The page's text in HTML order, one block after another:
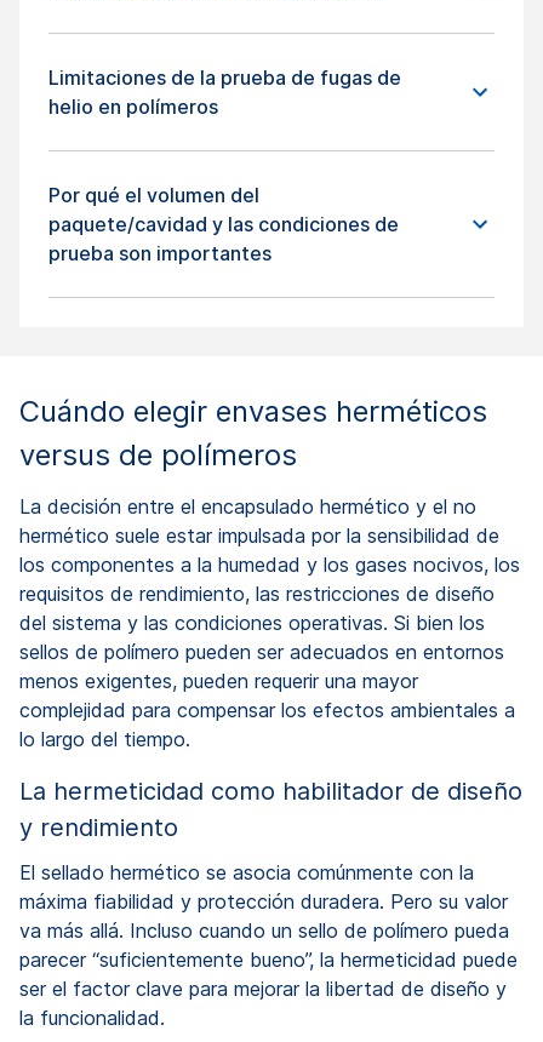
Limitaciones de la prueba de fugas de
helio en polímeros
Por qué el volumen del
paquete/cavidad y las condiciones de
prueba son importantes
Cuándo elegir envases herméticos
versus de polímeros
La decisión entre el encapsulado hermético y el no
hermético suele estar impulsada por la sensibilidad de
los componentes a la humedad y los gases nocivos, los
requisitos de rendimiento, las restricciones de diseño
del sistema y las condiciones operativas. Si bien los
sellos de polímero pueden ser adecuados en entornos
menos exigentes, pueden requerir una mayor
complejidad para compensar los efectos ambientales a
lo largo del tiempo.
La hermeticidad como habilitador de diseño
y rendimiento
El sellado hermético se asocia comúnmente con la
máxima fiabilidad y protección duradera. Pero su valor
va más allá. Incluso cuando un sello de polímero pueda
parecer “suficientemente bueno”, la hermeticidad puede
ser el factor clave para mejorar la libertad de diseño y
la funcionalidad.